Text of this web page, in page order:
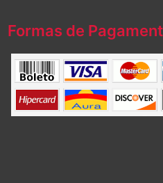
Formas de